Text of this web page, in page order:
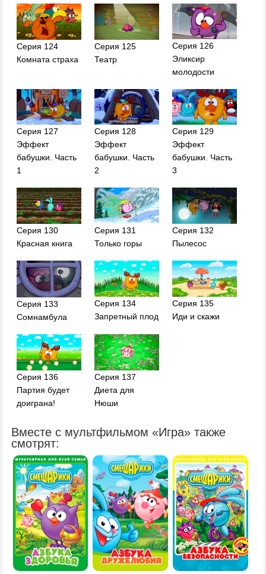
Серия 124
Комната страха
Серия 125
Театр
Серия 126
Эликсир
молодости
Серия 127
Эффект
бабушки. Часть
1
Серия 128
Эффект
бабушки. Часть
2
Серия 129
Эффект
бабушки. Часть
3
Серия 130
Красная книга
Серия 131
Только горы
Серия 132
Пылесос
Серия 133
Сомнамбула
Серия 134
Запретный плод
Серия 135
Иди и скажи
Серия 136
Партия будет
доиграна!
Серия 137
Диета для
Нюши
Вместе с мультфильмом «Игра» также
смотрят: